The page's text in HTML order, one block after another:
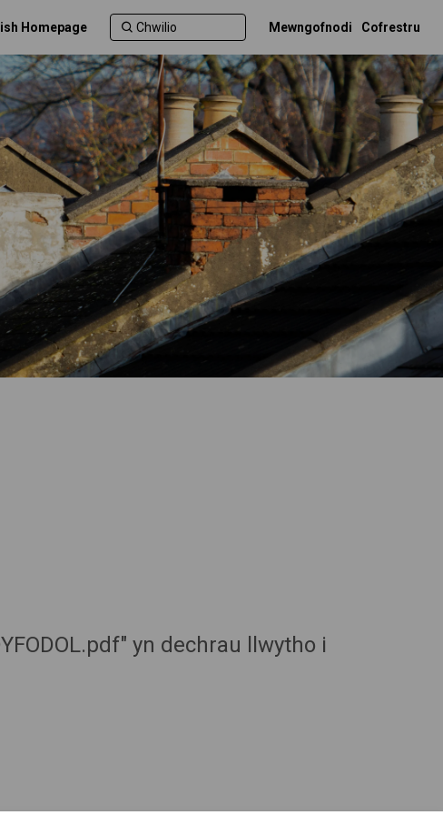
Homepage Mewngofnodi Cofrestru
yn dechrau llwytho i